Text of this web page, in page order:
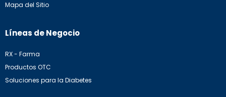
Mapa del Sitio
Líneas de Negocio
RX - Farma
Productos OTC
Soluciones para la Diabetes